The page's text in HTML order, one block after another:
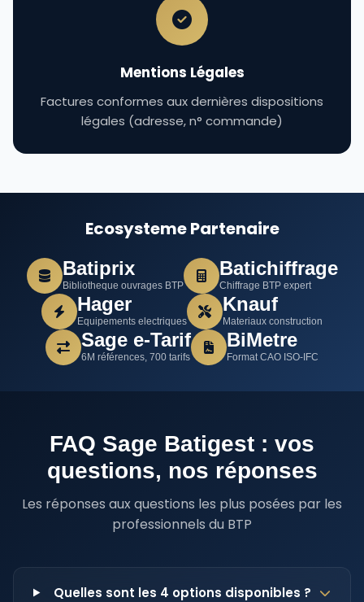
Mentions Légales
Factures conformes aux dernières dispositions
légales (adresse, n° commande)
Ecosysteme Partenaire
Batiprix
Bibliotheque ouvrages BTP
Batichiffrage
Chiffrage BTP expert
Hager
Equipements electriques
Knauf
Materiaux construction
Sage e-Tarif
6M références, 700 tarifs
BiMetre
Format CAO ISO-IFC
FAQ Sage Batigest : vos
questions, nos réponses
Les réponses aux questions les plus posées par les
professionnels du BTP
Quelles sont les 4 options disponibles ?